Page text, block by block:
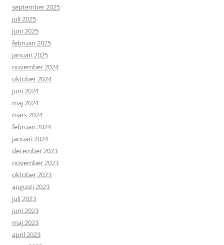
september 2025
juli 2025
juni 2025
februari 2025
januari 2025
november 2024
oktober 2024
juni 2024
maj 2024
mars 2024
februari 2024
januari 2024
december 2023
november 2023
oktober 2023
augusti 2023
juli 2023
juni 2023
maj 2023
april 2023